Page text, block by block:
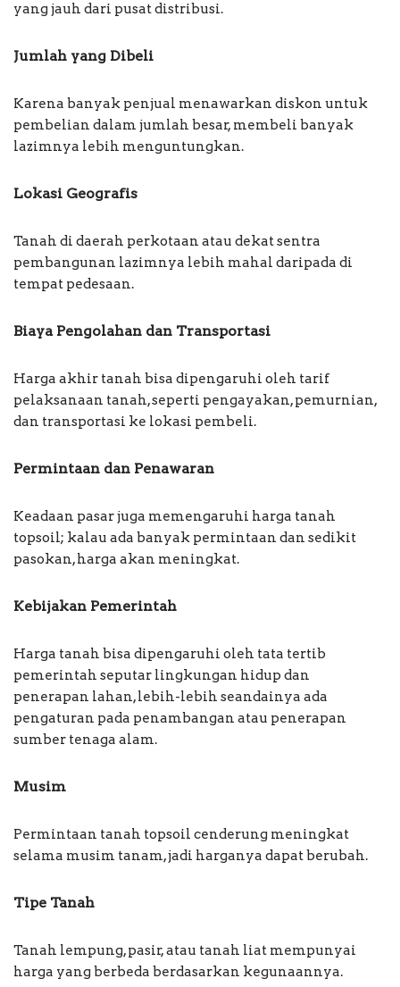
yang jauh dari pusat distribusi.
Jumlah yang Dibeli
Karena banyak penjual menawarkan diskon untuk
pembelian dalam jumlah besar, membeli banyak
lazimnya lebih menguntungkan.
Lokasi Geografis
Tanah di daerah perkotaan atau dekat sentra
pembangunan lazimnya lebih mahal daripada di
tempat pedesaan.
Biaya Pengolahan dan Transportasi
Harga akhir tanah bisa dipengaruhi oleh tarif
pelaksanaan tanah, seperti pengayakan, pemurnian,
dan transportasi ke lokasi pembeli.
Permintaan dan Penawaran
Keadaan pasar juga memengaruhi harga tanah
topsoil; kalau ada banyak permintaan dan sedikit
pasokan, harga akan meningkat.
Kebijakan Pemerintah
Harga tanah bisa dipengaruhi oleh tata tertib
pemerintah seputar lingkungan hidup dan
penerapan lahan, lebih-lebih seandainya ada
pengaturan pada penambangan atau penerapan
sumber tenaga alam.
Musim
Permintaan tanah topsoil cenderung meningkat
selama musim tanam, jadi harganya dapat berubah.
Tipe Tanah
Tanah lempung, pasir, atau tanah liat mempunyai
harga yang berbeda berdasarkan kegunaannya.